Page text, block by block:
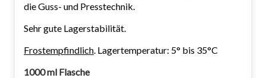
die Guss- und Presstechnik.
Sehr gute Lagerstabilität.
Frostempfindlich. Lagertemperatur: 5° bis 35°C
1000 ml Flasche